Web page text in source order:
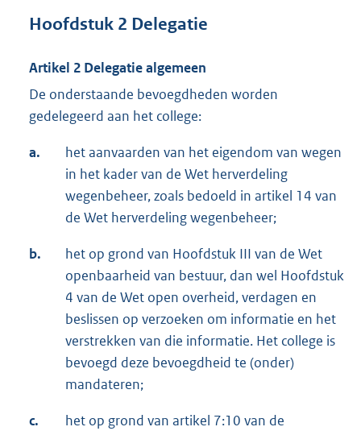
Hoofdstuk 2 Delegatie
Artikel 2 Delegatie algemeen
De onderstaande bevoegdheden worden
gedelegeerd aan het college:
a.
het aanvaarden van het eigendom van wegen
in het kader van de Wet herverdeling
wegenbeheer, zoals bedoeld in artikel 14 van
de Wet herverdeling wegenbeheer;
b.
het op grond van Hoofdstuk III van de Wet
openbaarheid van bestuur, dan wel Hoofdstuk
4 van de Wet open overheid, verdagen en
beslissen op verzoeken om informatie en het
verstrekken van die informatie. Het college is
bevoegd deze bevoegdheid te (onder)
mandateren;
c.
het op grond van artikel 7:10 van de